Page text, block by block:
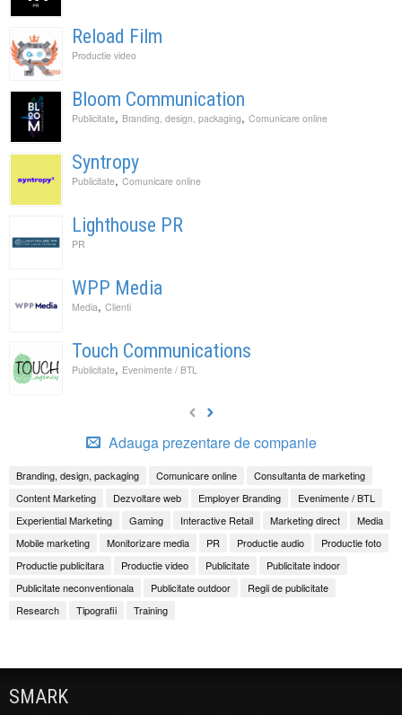
Reload Film
Productie video
Bloom Communication
Publicitate, Branding, design, packaging, Comunicare online
Syntropy
Publicitate, Comunicare online
Lighthouse PR
PR
WPP Media
Media, Clienti
Touch Communications
Publicitate, Evenimente / BTL
Adauga prezentare de companie
Branding, design, packaging Comunicare online
Consultanta de marketing
Content Marketing
Dezvoltare web Employer Branding
Evenimente / BTL
Experiential Marketing
Gaming Interactive Retail Marketing direct
Media
Mobile marketing
Monitorizare media PR Productie audio
Productie foto
Productie publicitara
Productie video Publicitate
Publicitate indoor
Publicitate neconventionala
Publicitate outdoor
Regii de publicitate
Research
Tipografii Training
SMARK